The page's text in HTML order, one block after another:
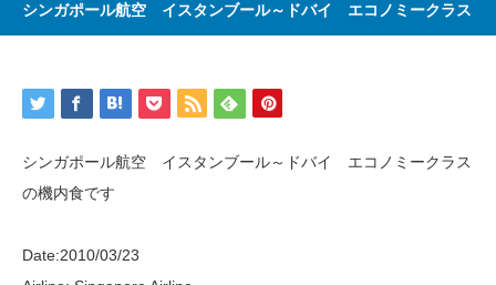
シンガポール航空 イスタンブール～ドバイ エコノミークラス
シンガポール航空 イスタンブール～ドバイ エコノミークラス
の機内食です
Date:2010/03/23